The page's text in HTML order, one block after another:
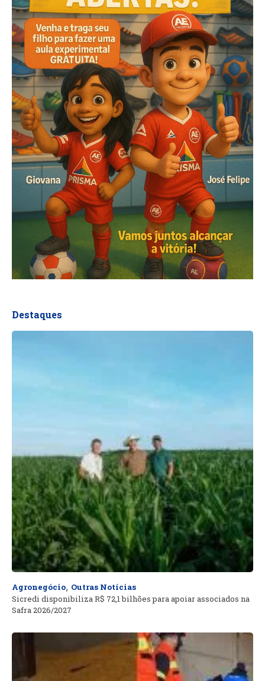
Destaques
Agronegócio, Outras Notícias
Sicredi disponibiliza R$ 72,1 bilhões para apoiar associados na
Safra 2026/2027